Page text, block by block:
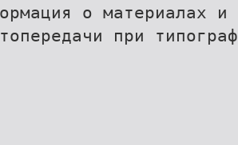
о материалах
при